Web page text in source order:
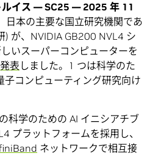
ルイス — SC25 — 2025 年 11
日本の主要な国立研究機関であ
) が、NVIDIA GB200 NVL4 シ
いスーパーコンピューターを
発表 しました。1 つは科学のた
子コンピューティング研究向け
科学のための AI イニシアチブ
プラットフォームを採用し、
ネットワークで相互接